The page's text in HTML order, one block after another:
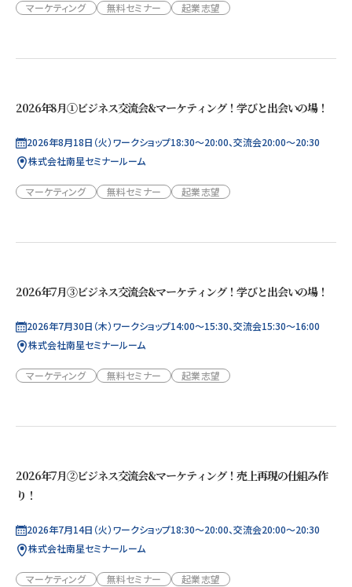
マーケティング 無料セミナー 起業志望
2026年8月①ビジネス交流会&マーケティング！学びと出会いの場！
2026年8月18日（火）ワークショップ18:30～20:00、交流会20:00～20:30
株式会社南星セミナールーム
マーケティング 無料セミナー 起業志望
2026年7月③ビジネス交流会&マーケティング！学びと出会いの場！
2026年7月30日（木）ワークショップ14:00～15:30、交流会15:30～16:00
株式会社南星セミナールーム
マーケティング 無料セミナー 起業志望
2026年7月②ビジネス交流会&マーケティング！売上再現の仕組み作
り！
2026年7月14日（火）ワークショップ18:30～20:00、交流会20:00～20:30
株式会社南星セミナールーム
マーケティング 無料セミナー 起業志望